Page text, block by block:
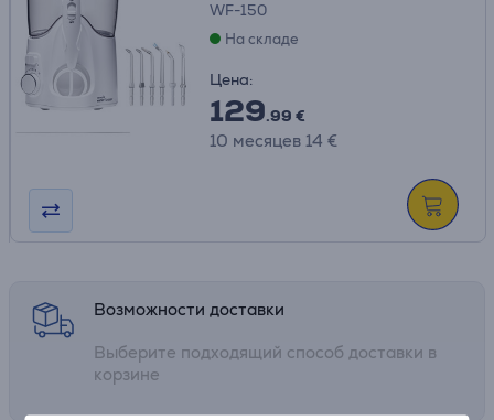
WF-150
На складе
Цена:
129.99 €
10 месяцев 14 €
Возможности доставки
Выберите подходящий способ доставки в
корзине